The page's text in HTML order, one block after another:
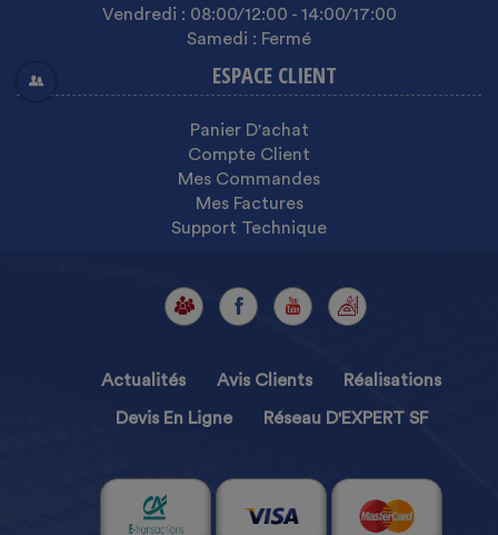
Vendredi : 08:00/12:00 - 14:00/17:00
Samedi : Fermé
ESPACE CLIENT
Panier D'achat
Compte Client
Mes Commandes
Mes Factures
Support Technique
Actualités Avis Clients Réalisations
Devis En Ligne Réseau D'EXPERT SF